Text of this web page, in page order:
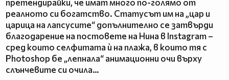
претендирайки, че имат много по-голямо от
реалното си богатство. Статусът им на „цар и
царица на лапсусите“ допълнително се затвърди
благодарение на постовете на Нина в Instagram –
сред които селфитата ѝ на плажа, в които тя с
Photoshop бе „лепнала“ анимационни очи върху
слънчевите си очила…